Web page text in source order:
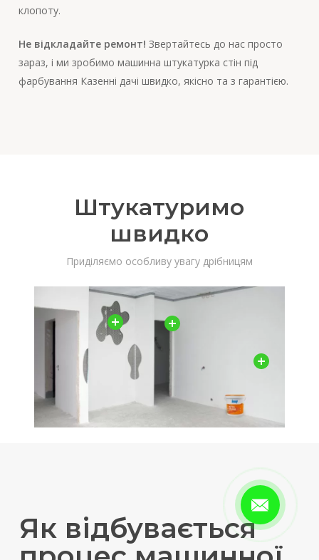
клопоту.
Не відкладайте ремонт! Звертайтесь до нас просто
зараз, і ми зробимо машинна штукатурка стін під
фарбування Казенні дачі швидко, якісно та з гарантією.
Штукатуримо
швидко
Приділяємо особливу увагу дрібницям
Як відбувається